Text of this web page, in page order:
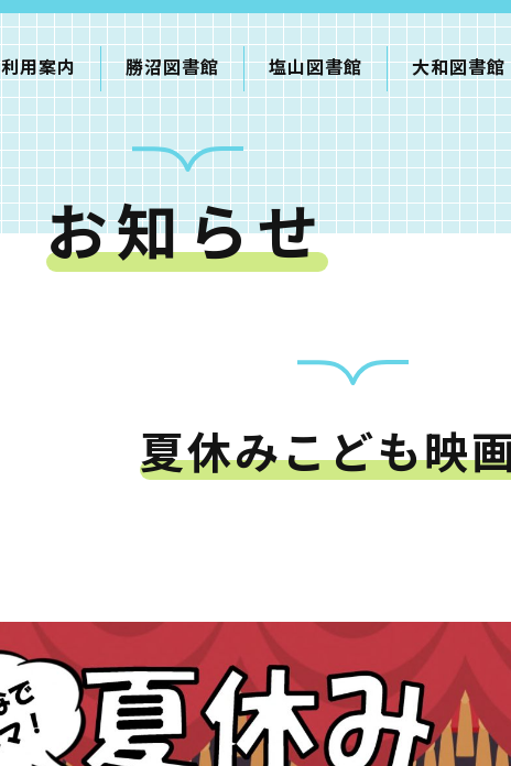
利用案内 勝沼図書館 塩山図書館 大和図書館
お知らせ
夏休みこども映
利用案内
蔵書検索・マイページ
キャラクター
図書館
としょかん
のおしごと
おはなし会
かい